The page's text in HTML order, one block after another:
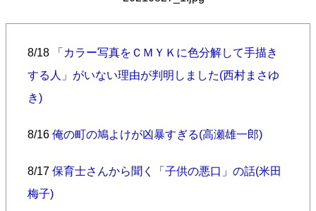
8/18 「カラー写真をＣＭＹＫに色分解して手描き
する人」がいない理由が判明しました(西村まさゆ
き)
8/16 俺の町の鳩よけが凶暴すぎる(高瀬雄一郎)
8/17 保育士さんから聞く「子供の悪口」の話(米田
梅子)